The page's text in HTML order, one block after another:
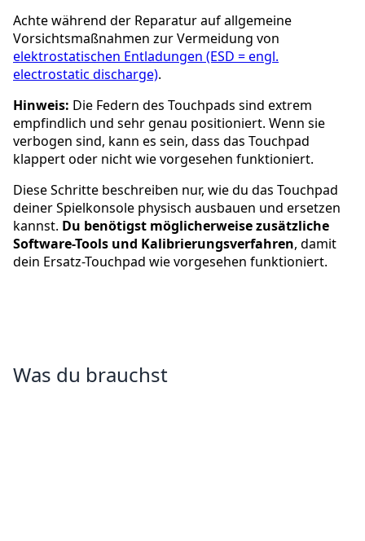
Achte während der Reparatur auf allgemeine
Vorsichtsmaßnahmen zur Vermeidung von
elektrostatischen Entladungen (ESD = engl.
electrostatic discharge).
Hinweis: Die Federn des Touchpads sind extrem
empfindlich und sehr genau positioniert. Wenn sie
verbogen sind, kann es sein, dass das Touchpad
klappert oder nicht wie vorgesehen funktioniert.
Diese Schritte beschreiben nur, wie du das Touchpad
deiner Spielkonsole physisch ausbauen und ersetzen
kannst. Du benötigst möglicherweise zusätzliche
Software-Tools und Kalibrierungsverfahren, damit
dein Ersatz-Touchpad wie vorgesehen funktioniert.
Was du brauchst